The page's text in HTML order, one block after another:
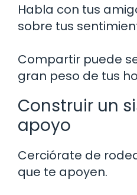
Habla con tus
sobre tus
Compartir puede
gran peso de tus
Construir un
apoyo
Cerciórate de
que te apoyen.